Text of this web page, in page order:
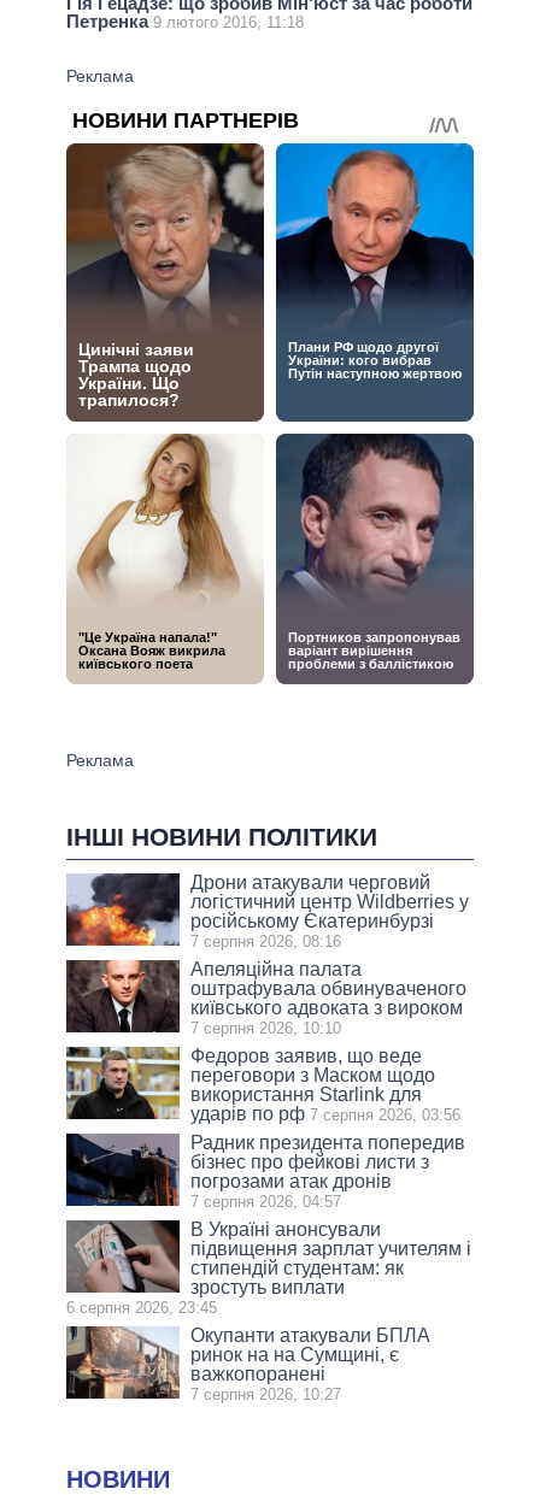
Петренка 9 лютого 2016, 11:18
ІНШІ НОВИНИ ПОЛІТИКИ
Дрони атакували черговий
логістичний центр Wildberries у
російському Єкатеринбурзі
7 серпня 2026, 08:16
Апеляційна палата
оштрафувала обвинуваченого
київського адвоката з вироком
7 серпня 2026, 10:10
Федоров заявив, що веде
переговори з Маском щодо
використання Starlink для
ударів по рф 7 серпня 2026, 03:56
Радник президента попередив
бізнес про фейкові листи з
погрозами атак дронів
7 серпня 2026, 04:57
В Україні анонсували
підвищення зарплат учителям і
стипендій студентам: як
зростуть виплати
6 серпня 2026, 23:45
Окупанти атакували БПЛА
ринок на на Сумщині, є
важкопоранені
7 серпня 2026, 10:27
НОВИНИ